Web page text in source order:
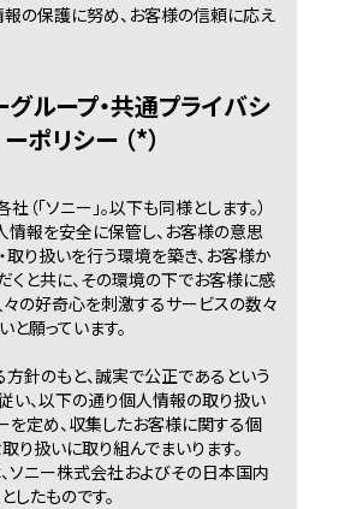
報の保護に努め、お客様の信頼に応え
ループ・共通プライバシ
ーポリシー （*）
（「ソニー」。以下も同様とします。）
情報を安全に保管し、お客様の意思
取り扱いを行う環境を築き、お客様か
くと共に、その環境の下でお客様に感
々の好奇心を刺激するサービスの数々
願っています。
方針のもと、誠実で公正であるという
い、以下の通り個人情報の取り扱い
を定め、収集したお客様に関する個
り扱いに取り組んでまいります。
ソニー株式会社およびその日本国内
したものです。